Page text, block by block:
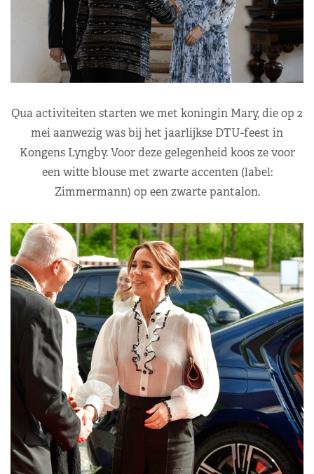
Qua activiteiten starten we met koningin Mary, die op 2
mei aanwezig was bij het jaarlijkse DTU-feest in
Kongens Lyngby. Voor deze gelegenheid koos ze voor
een witte blouse met zwarte accenten (label:
Zimmermann) op een zwarte pantalon.